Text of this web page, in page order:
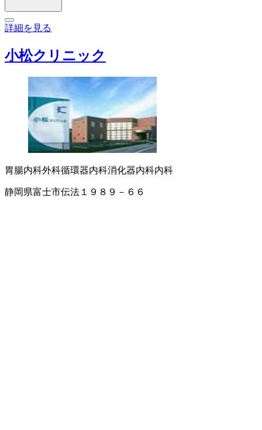
詳細を見る
小松クリニック
胃腸内科外科循環器内科消化器内科内科
静岡県富士市伝法１９８９－６６